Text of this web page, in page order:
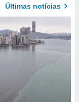
Últimas notícias